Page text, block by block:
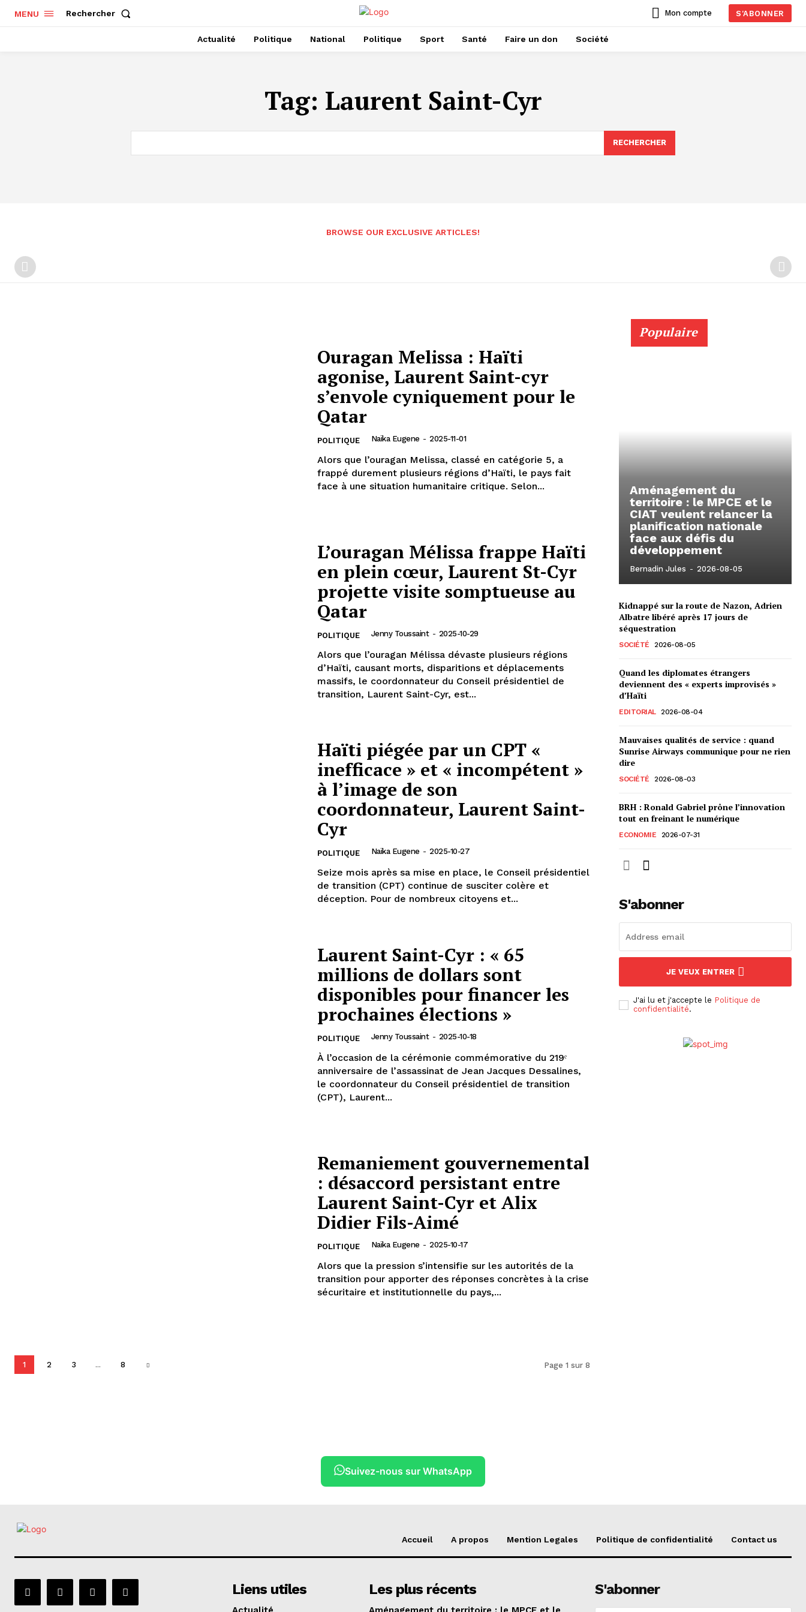
MENU Rechercher Mon compte S'ABONNER
Actualité Politique National Politique Sport Santé Faire un don Société
Tag: Laurent Saint-Cyr
RECHERCHER
BROWSE OUR EXCLUSIVE ARTICLES!
Ouragan Melissa : Haïti
agonise, Laurent Saint-cyr
s’envole cyniquement pour le
Qatar
POLITIQUE Naïka Eugene - 2025-11-01
Alors que l’ouragan Melissa, classé en catégorie 5, a
frappé durement plusieurs régions d’Haïti, le pays fait
face à une situation humanitaire critique. Selon...
L’ouragan Mélissa frappe Haïti
en plein cœur, Laurent St-Cyr
projette visite somptueuse au
Qatar
POLITIQUE Jenny Toussaint - 2025-10-29
Alors que l’ouragan Mélissa dévaste plusieurs régions
d’Haïti, causant morts, disparitions et déplacements
massifs, le coordonnateur du Conseil présidentiel de
transition, Laurent Saint-Cyr, est...
Haïti piégée par un CPT «
inefficace » et « incompétent »
à l’image de son
coordonnateur, Laurent Saint-
Cyr
POLITIQUE Naïka Eugene - 2025-10-27
Seize mois après sa mise en place, le Conseil présidentiel
de transition (CPT) continue de susciter colère et
déception. Pour de nombreux citoyens et...
Laurent Saint-Cyr : « 65
millions de dollars sont
disponibles pour financer les
prochaines élections »
POLITIQUE Jenny Toussaint - 2025-10-18
À l’occasion de la cérémonie commémorative du 219ᵉ
anniversaire de l’assassinat de Jean Jacques Dessalines,
le coordonnateur du Conseil présidentiel de transition
(CPT), Laurent...
Remaniement gouvernemental
: désaccord persistant entre
Laurent Saint-Cyr et Alix
Didier Fils-Aimé
POLITIQUE Naïka Eugene - 2025-10-17
Alors que la pression s’intensifie sur les autorités de la
transition pour apporter des réponses concrètes à la crise
sécuritaire et institutionnelle du pays,...
1 2 3 ... 8 Page 1 sur 8
Populaire
Aménagement du
territoire : le MPCE et le
CIAT veulent relancer la
planification nationale
face aux défis du
développement
Bernadin Jules - 2026-08-05
Kidnappé sur la route de Nazon, Adrien
Albatre libéré après 17 jours de
séquestration
SOCIÉTÉ 2026-08-05
Quand les diplomates étrangers
deviennent des « experts improvisés »
d’Haïti
EDITORIAL 2026-08-04
Mauvaises qualités de service : quand
Sunrise Airways communique pour ne rien
dire
SOCIÉTÉ 2026-08-03
BRH : Ronald Gabriel prône l’innovation
tout en freinant le numérique
ECONOMIE 2026-07-31
S'abonner
JE VEUX ENTRER
J'ai lu et j'accepte le Politique de
confidentialité.
Suivez-nous sur WhatsApp
Accueil A propos Mention Legales Politique de confidentialité Contact us
Liens utiles Les plus récents S'abonner